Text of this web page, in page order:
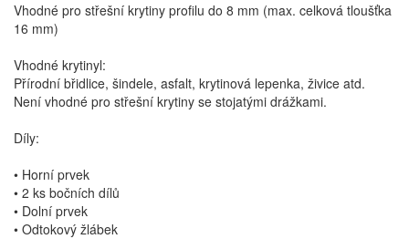
Vhodné pro střešní krytiny profilu do 8 mm (max. celková tloušťka
16 mm)
Vhodné krytinyl:
Přírodní břidlice, šindele, asfalt, krytinová lepenka, živice atd.
Není vhodné pro střešní krytiny se stojatými drážkami.
Díly:
• Horní prvek
• 2 ks bočních dílů
• Dolní prvek
• Odtokový žlábek